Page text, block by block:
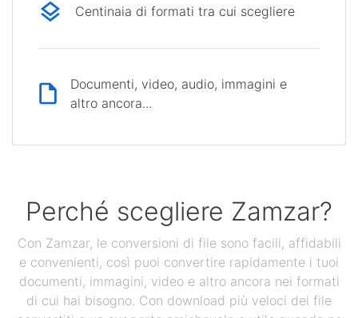
Centinaia di formati tra cui scegliere
Documenti, video, audio, immagini e
altro ancora...
Perché scegliere Zamzar?
Con Zamzar, le conversioni di file sono facili, affidabili
e convenienti, così puoi convertire rapidamente i tuoi
documenti, immagini, video e altro ancora nei formati
di cui hai bisogno. Con download più veloci dei file